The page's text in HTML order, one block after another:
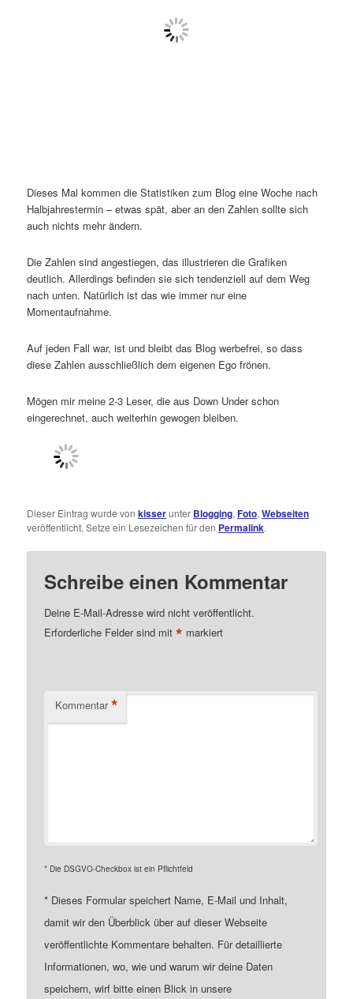
Dieses Mal kommen die Statistiken zum Blog eine Woche nach
Halbjahrestermin – etwas spät, aber an den Zahlen sollte sich
auch nichts mehr ändern.
Die Zahlen sind angestiegen, das illustrieren die Grafiken
deutlich. Allerdings befinden sie sich tendenziell auf dem Weg
nach unten. Natürlich ist das wie immer nur eine
Momentaufnahme.
Auf jeden Fall war, ist und bleibt das Blog werbefrei, so dass
diese Zahlen ausschließlich dem eigenen Ego frönen.
Mögen mir meine 2-3 Leser, die aus Down Under schon
eingerechnet, auch weiterhin gewogen bleiben.
Dieser Eintrag wurde vonkisserunter Blogging,Foto,Webseiten
veröffentlicht. Setze ein Lesezeichen für den Permalink.
Schreibe einen Kommentar
Deine E-Mail-Adresse wird nicht veröffentlicht.
Erforderliche Felder sind mit* markiert
Kommentar *
* Die DSGVO-Checkbox ist ein Pflichtfeld
* Dieses Formular speichert Name, E-Mail und Inhalt,
damit wir den Überblick über auf dieser Webseite
veröffentlichte Kommentare behalten. Für detaillierte
Informationen, wo, wie und warum wir deine Daten
speichern, wirf bitte einen Blick in unsere